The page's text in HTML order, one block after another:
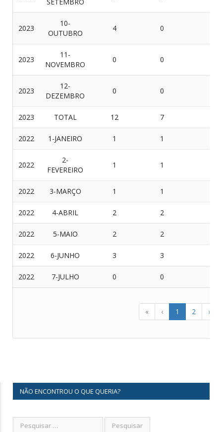
2023
10-
OUTUBRO
4 0
2023
11-
NOVEMBRO
0 0
2023
12-
DEZEMBRO
0 0
2023 TOTAL 12 7
2022 1-JANEIRO 1 1
2022
2-
FEVEREIRO
1 1
2022 3-MARÇO 1 1
2022 4-ABRIL 2 2
2022 5-MAIO 2 2
2022 6-JUNHO 3 3
2022 7-JULHO 0 0
« ‹ 1 2 ›
NÃO ENCONTROU O QUE QUERIA?